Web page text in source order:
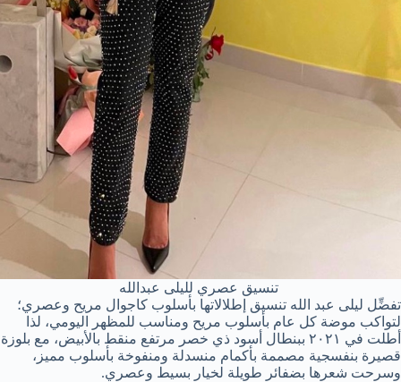
تنسيق عصري لليلى عبدالله
تفضِّل ليلى عبد الله تنسيق إطلالاتها بأسلوب كاجوال مريح وعصري؛
لتواكب موضة كل عام بأسلوب مريح ومناسب للمظهر اليومي، لذا
أطلت في ٢٠٢١ ببنطال أسود ذي خصر مرتفع منقط بالأبيض، مع بلوزة
قصيرة بنفسجية مصممة بأكمام منسدلة ومنفوخة بأسلوب مميز،
وسرحت شعرها بضفائر طويلة لخيار بسيط وعصري.